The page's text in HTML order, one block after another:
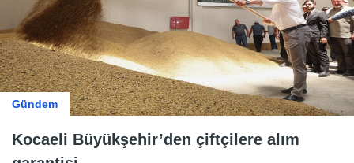
Gündem
Kocaeli Büyükşehir’den çiftçilere alım